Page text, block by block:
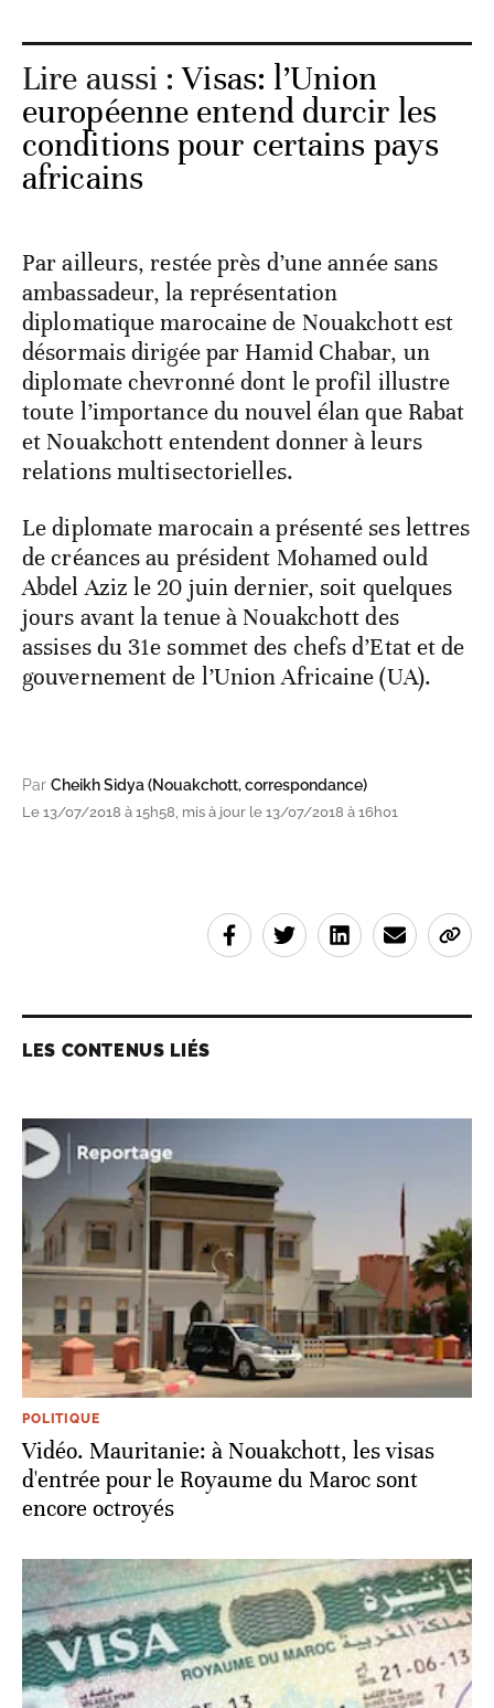
Lire aussi :Visas: l’Union
européenne entend durcir les
conditions pour certains pays
africains
Par ailleurs, restée près d’une année sans
ambassadeur, la représentation
diplomatique marocaine de Nouakchott est
désormais dirigée par Hamid Chabar, un
diplomate chevronné dont le profil illustre
toute l’importance du nouvel élan que Rabat
et Nouakchott entendent donner à leurs
relations multisectorielles.
Le diplomate marocain a présenté ses lettres
de créances au président Mohamed ould
Abdel Aziz le 20 juin dernier, soit quelques
jours avant la tenue à Nouakchott des
assises du 31e sommet des chefs d’Etat et de
gouvernement de l’Union Africaine (UA).
Par Cheikh Sidya (Nouakchott, correspondance)
Le 13/07/2018 à 15h58, mis à jour le 13/07/2018 à 16h01
LES CONTENUS LIÉS
POLITIQUE
Vidéo. Mauritanie: à Nouakchott, les visas
d'entrée pour le Royaume du Maroc sont
encore octroyés